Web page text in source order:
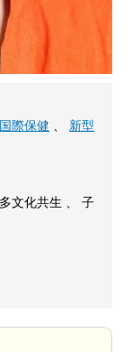
国際保健
新型
文化共生 、 子